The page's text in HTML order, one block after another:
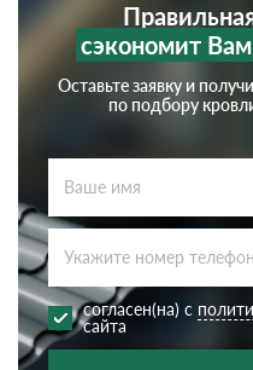
сэкономит
Оставьте заявку и
по подбору
согласен(на) с
сайта